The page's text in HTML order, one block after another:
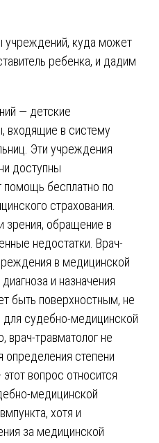
учреждений, куда может
ребенка, и дадим
— детские
входящие в систему
Эти учреждения
доступны
помощь бесплатно по
страхования.
зрения, обращение в
недостатки. Врач-
в медицинской
и назначения
быть поверхностным, не
судебно-медицинской
врач-травматолог не
определения степени
вопрос относится
медицинской
хотя и
за медицинской